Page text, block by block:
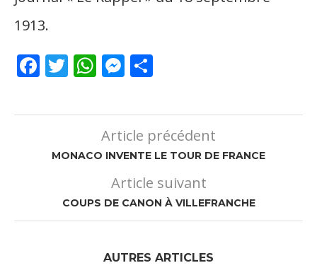
1913.
Facebook
Twitter
WhatsApp
Messenger
Article précédent
MONACO INVENTE LE TOUR DE FRANCE
Article suivant
COUPS DE CANON À VILLEFRANCHE
AUTRES ARTICLES